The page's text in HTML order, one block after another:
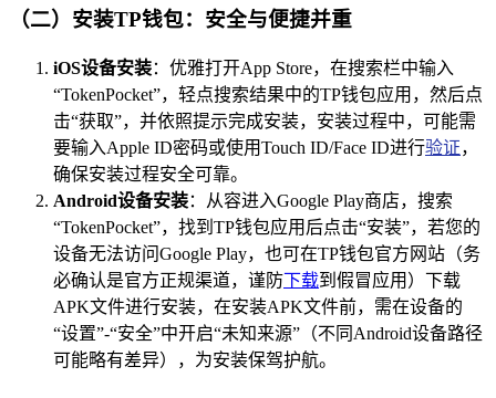
（二）安装TP钱包：安全与便捷并重
iOS设备安装：优雅打开App Store，在搜索栏中输入
“TokenPocket”，轻点搜索结果中的TP钱包应用，然后点
击“获取”，并依照提示完成安装，安装过程中，可能需
要输入Apple ID密码或使用Touch ID/Face ID进行验证，
确保安装过程安全可靠。
Android设备安装：从容进入Google Play商店，搜索
“TokenPocket”，找到TP钱包应用后点击“安装”，若您的
设备无法访问Google Play，也可在TP钱包官方网站（务
必确认是官方正规渠道，谨防下载到假冒应用）下载
APK文件进行安装，在安装APK文件前，需在设备的
“设置”-“安全”中开启“未知来源”（不同Android设备路径
可能略有差异），为安装保驾护航。